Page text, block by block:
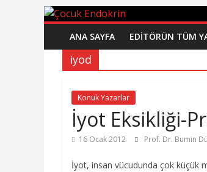
Skip
to
content
Çocuk
Endokrin
ANA SAYFA EDİTÖRÜN TÜM
iyod
Konuk Yazarlar
İyot Eksikliği-
16 Ocak 2012 Prof. Dr. Bumin
İyot, insan vücudunda çok küçük